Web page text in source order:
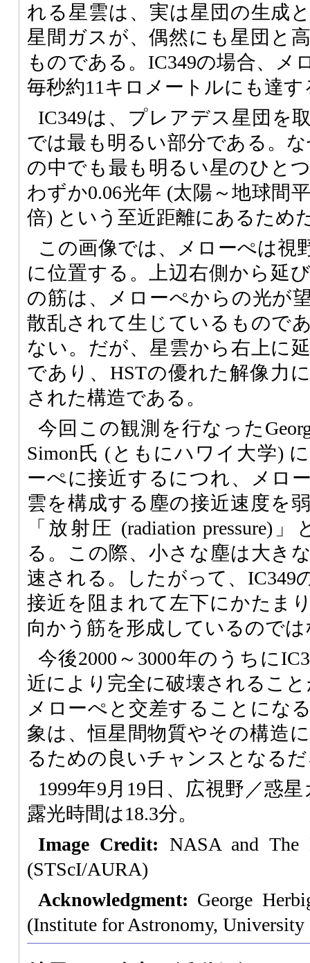
れる星雲は、実は星団の生成
星間ガスが、偶然にも星団と
ものである。IC349の場合、メ
毎秒約11キロメートルにも達す
IC349は、プレアデス星団を
では最も明るい部分である。
の中でも最も明るい星のひと
わずか0.06光年 (太陽～地球間
倍) という至近距離にあるため
この画像では、メローぺは視
に位置する。上辺右側から延
の筋は、メローぺからの光が
散乱されて生じているもので
ない。だが、星雲から右上に
であり、HSTの優れた解像力
された構造である。
今回この観測を行なった
Simon氏 (ともにハワイ大学)
ーぺに接近するにつれ、メロ
雲を構成する塵の接近速度を
「放射圧 (radiation pressure)
る。この際、小さな塵は大き
速される。したがって、IC349
接近を阻まれて左下にかたま
向かう筋を形成しているので
今後2000～3000年のうちに
近により完全に破壊されるこ
メローぺと交差することにな
象は、恒星間物質やその構造
るための良いチャンスとなる
1999年9月19日、広視野／惑
露光時間は18.3分。
Image Credit: NASA and The
(STScI/AURA)
Acknowledgment: George
(Institute for Astronomy,